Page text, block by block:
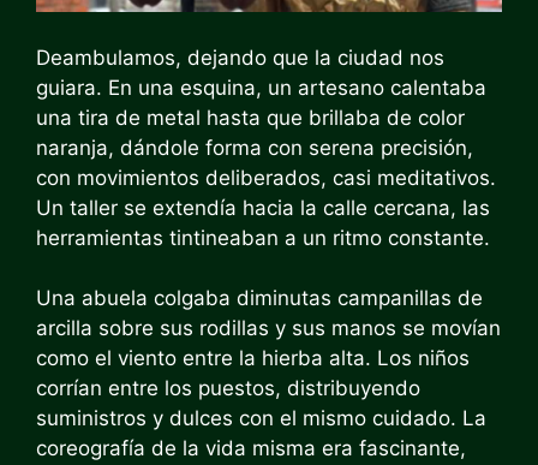
Deambulamos, dejando que la ciudad nos
guiara. En una esquina, un artesano calentaba
una tira de metal hasta que brillaba de color
naranja, dándole forma con serena precisión,
con movimientos deliberados, casi meditativos.
Un taller se extendía hacia la calle cercana, las
herramientas tintineaban a un ritmo constante.
Una abuela colgaba diminutas campanillas de
arcilla sobre sus rodillas y sus manos se movían
como el viento entre la hierba alta. Los niños
corrían entre los puestos, distribuyendo
suministros y dulces con el mismo cuidado. La
coreografía de la vida misma era fascinante,